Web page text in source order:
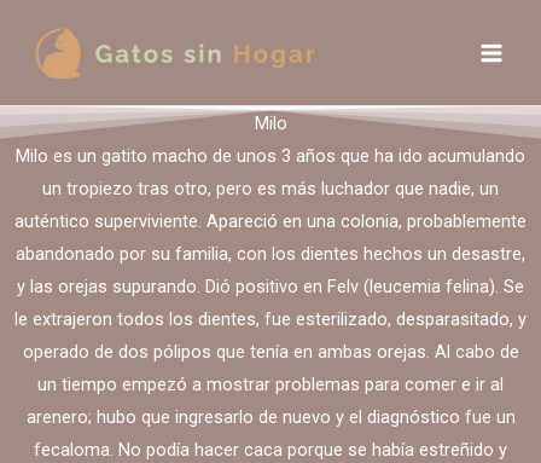
contenido
Milo
Milo es un gatito macho de unos 3 años que ha ido acumulando
un tropiezo tras otro, pero es más luchador que nadie, un
auténtico superviviente. Apareció en una colonia, probablemente
abandonado por su familia, con los dientes hechos un desastre,
y las orejas supurando. Dió positivo en Felv (leucemia felina). Se
le extrajeron todos los dientes, fue esterilizado, desparasitado, y
operado de dos pólipos que tenía en ambas orejas. Al cabo de
un tiempo empezó a mostrar problemas para comer e ir al
arenero; hubo que ingresarlo de nuevo y el diagnóstico fue un
fecaloma. No podía hacer caca porque se había estreñido y